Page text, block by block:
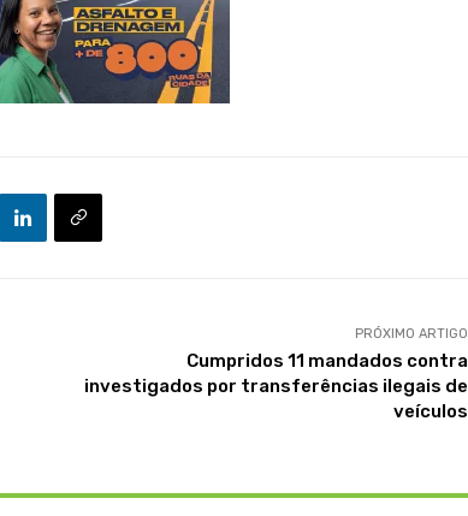
PRÓXIMO ARTIGO
Cumpridos 11 mandados contra
investigados por transferências ilegais de
veículos